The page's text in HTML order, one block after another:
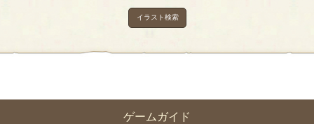
ゲームガイド
イラスト検索